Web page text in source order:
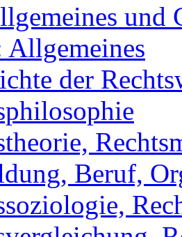
und
Allgemeines
der
Beruf,